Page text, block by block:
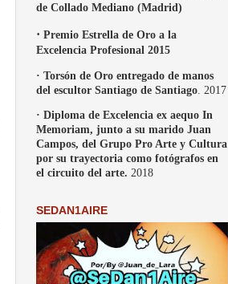
de Collado Mediano (Madrid)
· Premio Estrella de Oro a la
Excelencia Profesional 2015
· Torsón de Oro entregado de manos
del escultor Santiago de Santiago . 2017
· Diploma de Excelencia ex aequo In
Memoriam, junto a su marido Juan
Campos, del Grupo Pro Arte y Cultura
por su trayectoria como fotógrafos en
el circuito del arte. 2018
SEDAN1AIRE